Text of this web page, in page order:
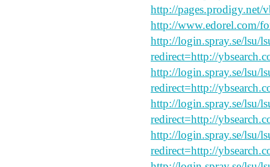
http://pages.prodigy.net/
http://www.edorel.com/
http://login.spray.se/lsu/
redirect=http://
http://login.spray.se/lsu/
redirect=http://
http://login.spray.se/lsu/
redirect=http://
http://login.spray.se/lsu/
redirect=http://